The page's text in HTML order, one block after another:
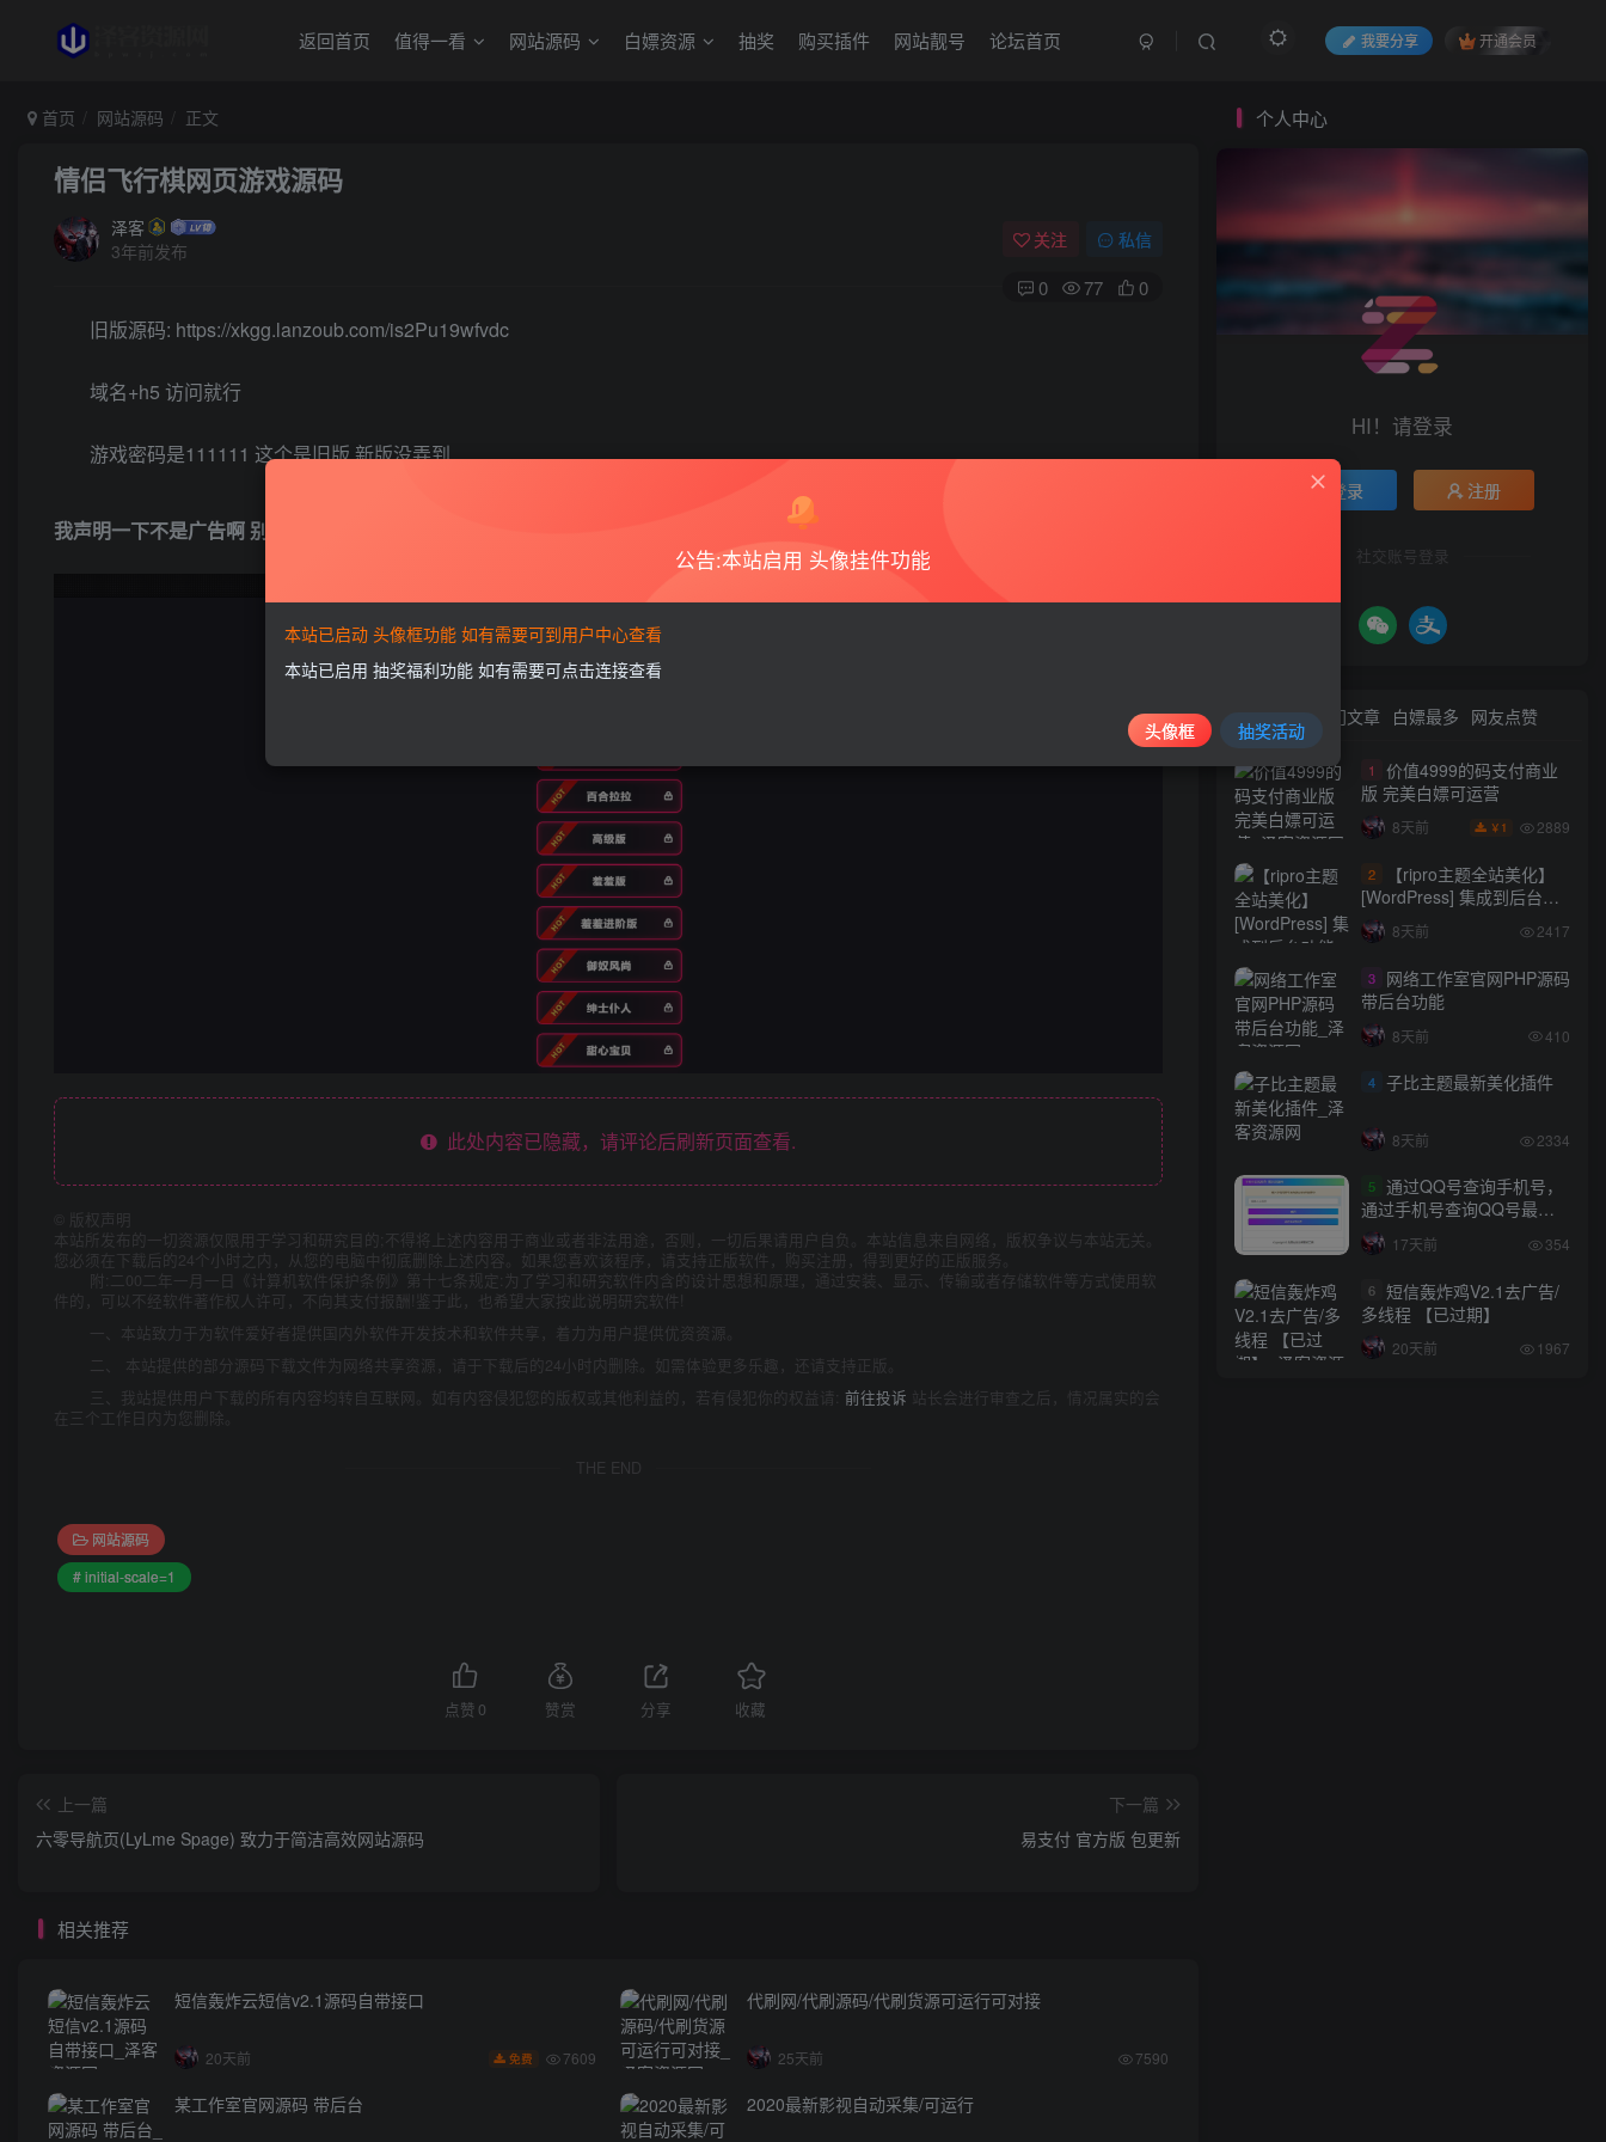
返回首页 值得一看 网站源码 白嫖资源 抽奖 购买插件 网站靓号 论坛首页 我要分享 开通会员
首页 网站源码 正文
情侣飞行棋网页游戏源码
泽客
3年前发布
关注 私信
0 77 0
旧版源码: https://xkgg.lanzoub.com/is2Pu19wfvdc
域名+h5 访问就行
游戏密码是111111 这个是旧版 新版没弄到
我声明一下不是广告啊 别去买 别去买 别去买 只不过要有能力的大佬 能扒下来最新的最好.
此处内容已隐藏，请评论后刷新页面查看.
版权声明
本站所发布的一切资源仅限用于学习和研究目的;不得将上述内容用于商业或者非法用途，否则，一切后果请用户自负。本站信息来自网络，版权争议与本站无关。
您必须在下载后的24个小时之内，从您的电脑中彻底删除上述内容。如果您喜欢该程序，请支持正版软件，购买注册，得到更好的正版服务。
附:二00二年一月一日《计算机软件保护条例》第十七条规定:为了学习和研究软件内含的设计思想和原理，通过安装、显示、传输或者存储软件等方式使用软
件的，可以不经软件著作权人许可，不向其支付报酬!鉴于此，也希望大家按此说明研究软件!
一、本站致力于为软件爱好者提供国内外软件开发技术和软件共享，着力为用户提供优资资源。
二、 本站提供的部分源码下载文件为网络共享资源，请于下载后的24小时内删除。如需体验更多乐趣，还请支持正版。
三、我站提供用户下载的所有内容均转自互联网。如有内容侵犯您的版权或其他利益的，若有侵犯你的权益请: 前往投诉 站长会进行审查之后，情况属实的会
在三个工作日内为您删除。
THE END
网站源码
# initial-scale=1
点赞 0 赞赏 分享 收藏
上一篇
六零导航页(LyLme Spage) 致力于简洁高效网站源码
下一篇
易支付 官方版 包更新
相关推荐
短信轰炸云短信v2.1源码自带接口
20天前 免费 7609
代刷网/代刷源码/代刷货源可运行可对接
25天前 7590
某工作室官网源码 带后台 2020最新影视自动采集/可运行
个人中心
HI！请登录
登录 注册
社交账号登录
热门文章 白嫖最多 网友点赞
1
价值4999的码支付商业
版 完美白嫖可运营
8天前 ￥ 1 2889
2
【ripro主题全站美化】
[WordPress] 集成到后台功
能的全站美化包
WordPress…
8天前 2417
3
网络工作室官网PHP源码
带后台功能
8天前 410
4 子比主题最新美化插件
8天前 2334
5 通过QQ号查询手机号，
通过手机号查询QQ号最新
网站源码
17天前 354
6 短信轰炸鸡V2.1去广告/
多线程 【已过期】
20天前 1967
公告:本站启用 头像挂件功能
本站已启动 头像框功能 如有需要可到用户中心查看
本站已启用 抽奖福利功能 如有需要可点击连接查看
头像框 抽奖活动